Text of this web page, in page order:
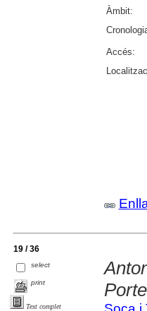
Àmbit:
Accés:
19 / 36
select
print
Text complet